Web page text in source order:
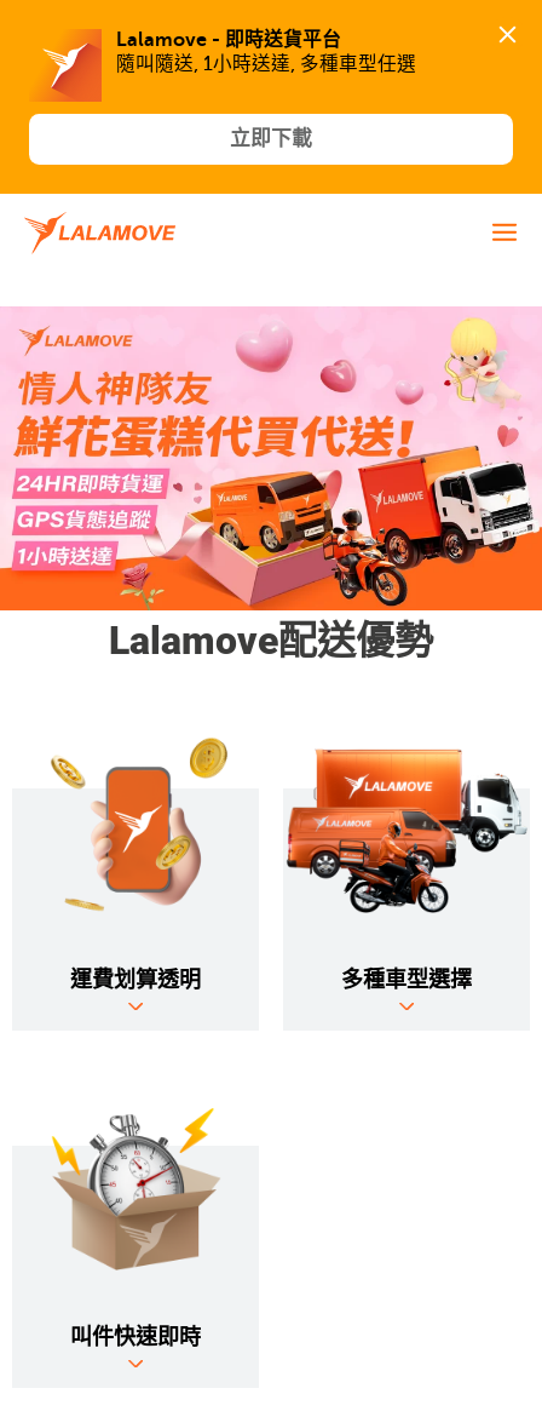
Lalamove - 即時送貨平台
隨叫隨送, 1小時送達, 多種車型任選
立即下載
Lalamove配送優勢
運費划算透明 多種車型選擇
叫件快速即時